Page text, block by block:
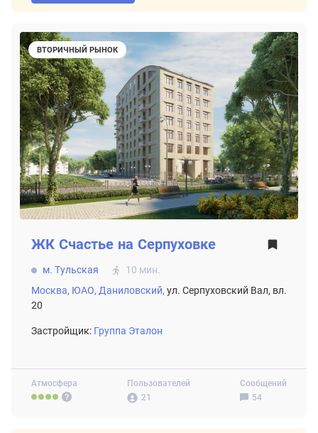
ВТОРИЧНЫЙ РЫНОК
Атмосфера
Пользователей
21
Сообщений
54
ЖК Счастье на Серпуховке
м. Тульская
10 мин.
Москва, ЮАО, Даниловский, ул. Серпуховский Вал, вл.
20
Застройщик: Группа Эталон